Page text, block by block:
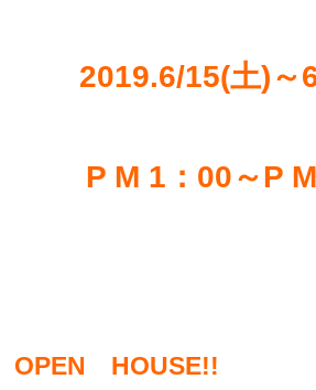
2019.6/15(土)～
P M 1：00～P
OPEN HOUSE!!